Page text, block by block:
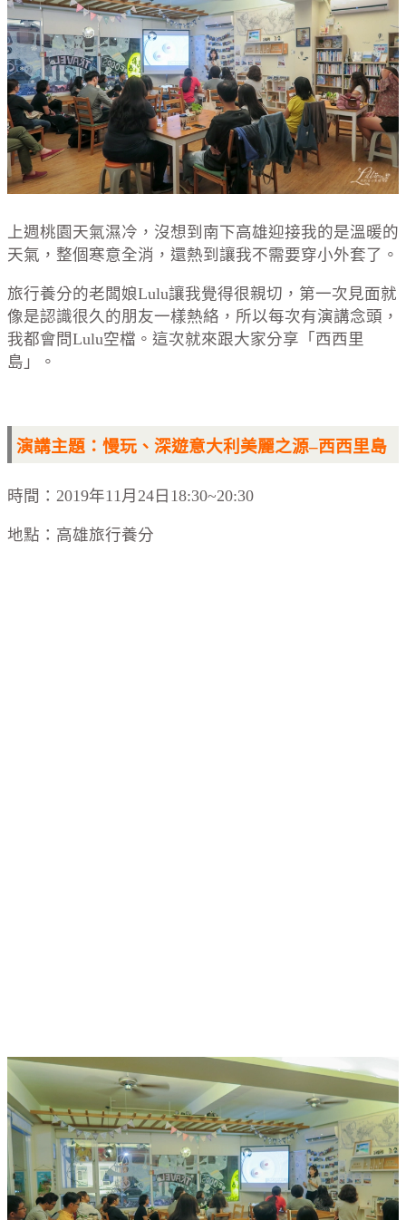
上週桃園天氣濕冷，沒想到南下高雄迎接我的是溫暖的
天氣，整個寒意全消，還熱到讓我不需要穿小外套了。
旅行養分的老闆娘Lulu讓我覺得很親切，第一次見面就
像是認識很久的朋友一樣熱絡，所以每次有演講念頭，
我都會問Lulu空檔。這次就來跟大家分享「西西里
島」。
演講主題：慢玩、深遊意大利美麗之源–西西里島
時間：2019年11月24日18:30~20:30
地點：高雄旅行養分